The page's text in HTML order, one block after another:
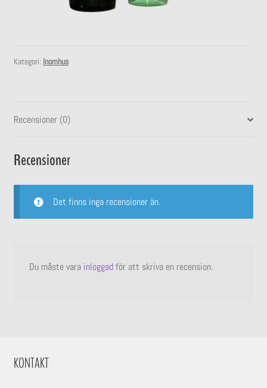
Kategori: Inomhus
Recensioner (0)
Recensioner
Det finns inga recensioner än.
Du måste vara inloggadför att skriva en recension.
KONTAKT